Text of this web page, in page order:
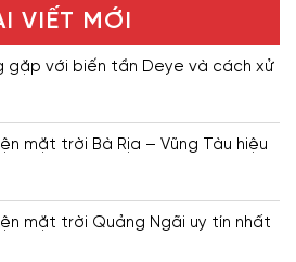
VIẾT MỚI
gặp với biến tần Deye và cách xử
mặt trời Bà Rịa – Vũng Tàu hiệu
mặt trời Quảng Ngãi uy tín nhất